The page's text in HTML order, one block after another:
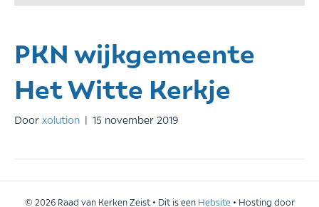
PKN wijkgemeente
Het Witte Kerkje
Door xolution | 15 november 2019
© 2026 Raad van Kerken Zeist • Dit is een Hebsite• Hosting door